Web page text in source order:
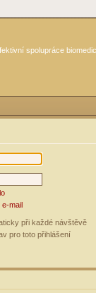
spolupráce
mail
při každé návštěvě
pro toto přihlášení